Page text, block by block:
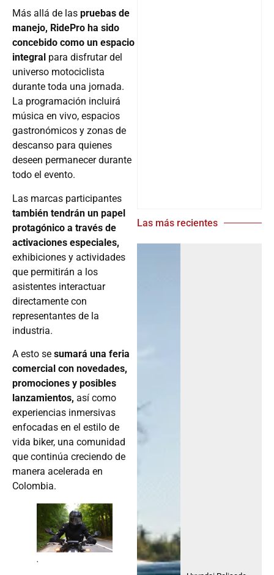
Más allá de las pruebas de
manejo, RidePro ha sido
concebido como un espacio
integral para disfrutar del
universo motociclista
durante toda una jornada.
La programación incluirá
música en vivo, espacios
gastronómicos y zonas de
descanso para quienes
deseen permanecer durante
todo el evento.
Las marcas participantes
también tendrán un papel
protagónico a través de
activaciones especiales,
exhibiciones y actividades
que permitirán a los
asistentes interactuar
directamente con
representantes de la
industria.
A esto se sumará una feria
comercial con novedades,
promociones y posibles
lanzamientos, así como
experiencias inmersivas
enfocadas en el estilo de
vida biker, una comunidad
que continúa creciendo de
manera acelerada en
Colombia.
.
Las más recientes